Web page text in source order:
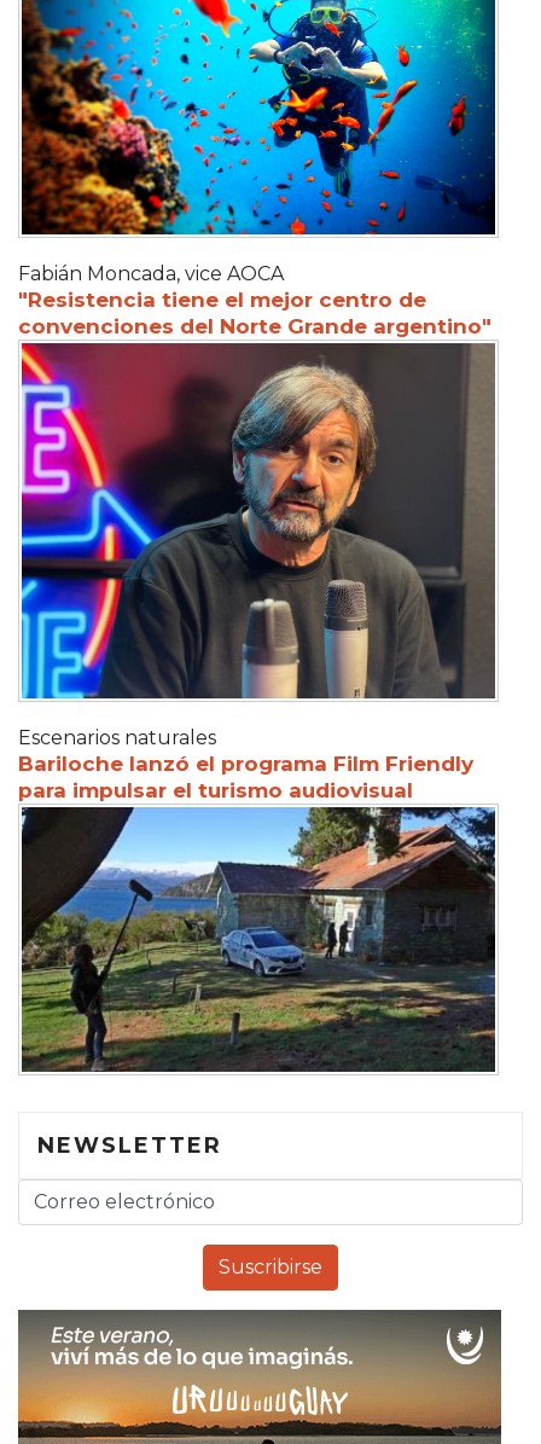
Fabián Moncada, vice AOCA
"Resistencia tiene el mejor centro de
convenciones del Norte Grande argentino"
Escenarios naturales
Bariloche lanzó el programa Film Friendly
para impulsar el turismo audiovisual
NEWSLETTER